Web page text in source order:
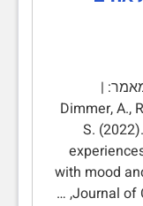
המאמר: |
Dimmer, A.,
S.
with mood
Journal of